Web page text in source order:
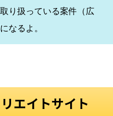
り扱っている案件（広
なるよ。
エイトサイト